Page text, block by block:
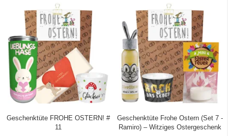
Geschenktüte FROHE OSTERN! #
11
Geschenktüte Frohe Ostern (Set 7 -
Ramiro) – Witziges Ostergeschenk